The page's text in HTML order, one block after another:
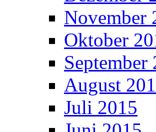
November
Oktober
September
August
Juli 2015